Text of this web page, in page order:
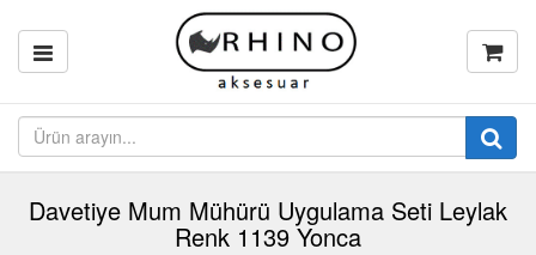
Davetiye Mum Mühürü Uygulama Seti Leylak
Renk 1139 Yonca